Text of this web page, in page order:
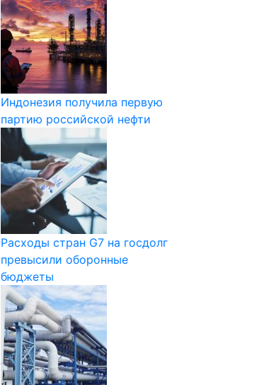
Индонезия получила первую
партию российской нефти
Расходы стран G7 на госдолг
превысили оборонные
бюджеты